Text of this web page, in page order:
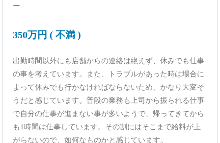
ー
350万円 ( 不満 )
出勤時間以外にも店舗からの連絡は絶えず、休みでも仕事
の事を考えています。また、トラブルがあった時は場合に
よって休みでも行かなければならないため、かなり大変そ
うだと感じています。普段の業務も上司から振られる仕事
で自分の仕事が進まない事が多いようで、帰ってきてから
も1時間は仕事しています。その割にはそこまで給料が上
がらないので、如何なものかと感じています。